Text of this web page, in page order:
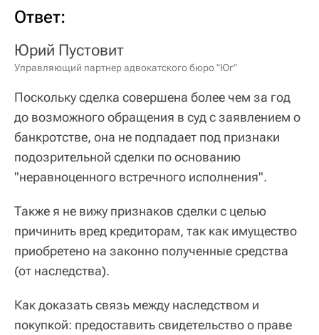
Ответ:
Юрий Пустовит
Управляющий партнер адвокатского бюро "Юг"
Поскольку сделка совершена более чем за год
до возможного обращения в суд с заявлением о
банкротстве, она не подпадает под признаки
подозрительной сделки по основанию
"неравноценного встречного исполнения".
Также я не вижу признаков сделки с целью
причинить вред кредиторам, так как имущество
приобретено на законно полученные средства
(от наследства).
Как доказать связь между наследством и
покупкой: предоставить свидетельство о праве